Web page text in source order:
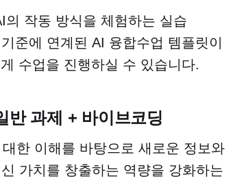
작동 방식을 체험하는 실습
준에 연계된 AI 융합수업 템플릿이
수업을 진행하실 수 있습니다.
반 과제 + 바이브코딩
한 이해를 바탕으로 새로운 정보와
가치를 창출하는 역량을 강화하는